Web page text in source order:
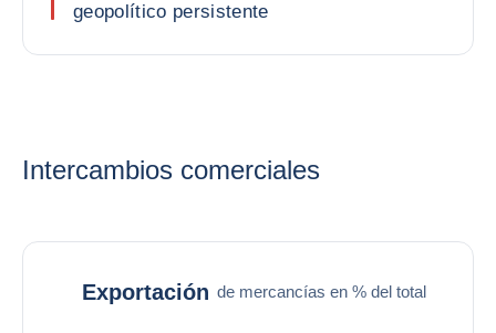
geopolítico persistente
Intercambios comerciales
Exportación de mercancías en % del total